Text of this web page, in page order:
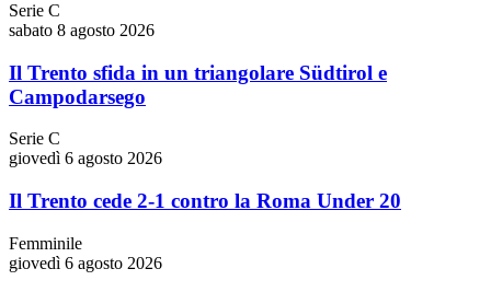
Serie C
sabato 8 agosto 2026
Il Trento sfida in un triangolare Südtirol e
Campodarsego
Serie C
giovedì 6 agosto 2026
Il Trento cede 2-1 contro la Roma Under 20
Femminile
giovedì 6 agosto 2026